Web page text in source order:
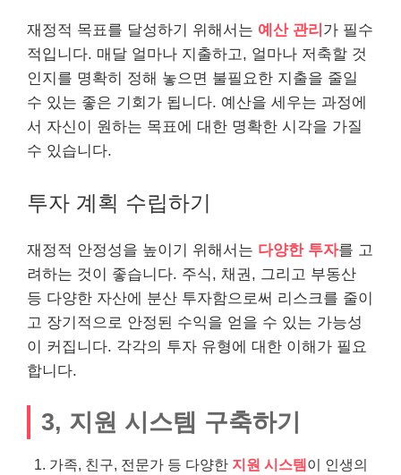
재정적 목표를 달성하기 위해서는 예산 관리 가 필수
적입니다. 매달 얼마나 지출하고, 얼마나 저축할 것
인지를 명확히 정해 놓으면 불필요한 지출을 줄일
수 있는 좋은 기회가 됩니다. 예산을 세우는 과정에
서 자신이 원하는 목표에 대한 명확한 시각을 가질
수 있습니다.
투자 계획 수립하기
재정적 안정성을 높이기 위해서는 다양한 투자를 고
려하는 것이 좋습니다. 주식, 채권, 그리고 부동산
등 다양한 자산에 분산 투자함으로써 리스크를 줄이
고 장기적으로 안정된 수익을 얻을 수 있는 가능성
이 커집니다. 각각의 투자 유형에 대한 이해가 필요
합니다.
3, 지원 시스템 구축하기
가족, 친구, 전문가 등 다양한 지원 시스템이 인생의